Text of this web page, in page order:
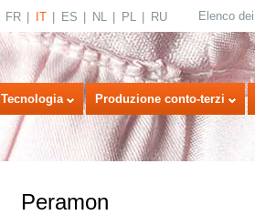
FR IT ES NL PL RU Elenco
Tecnologia Produzione conto-terzi
Peramon